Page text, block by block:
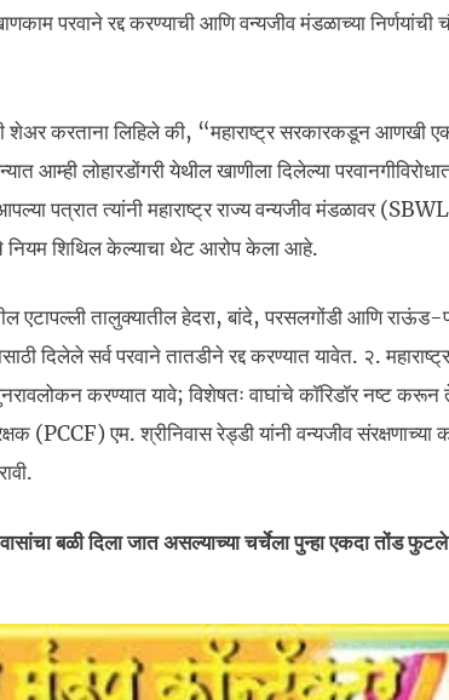
परवाने रद्द करण्याची आणि वन्यजीव मंडळाच्या निर्णयांची
शेअर करताना लिहिले की, “महाराष्ट्र सरकारकडून आणखी
आम्ही लोहारडोंगरी येथील खाणीला दिलेल्या
आपल्या पत्रात त्यांनी महाराष्ट्र राज्य वन्यजीव मंडळावर
नियम शिथिल केल्याचा थेट आरोप केला आहे.
एटापल्ली तालुक्यातील हेदरा, बांदे, परसलगोंडी आणि राऊंड-
दिलेले सर्व परवाने तातडीने रद्द करण्यात यावेत. २.
करण्यात यावे; विशेषतः वाघांचे कॉरिडॉर नष्ट करून
(PCCF) एम. श्रीनिवास रेड्डी यांनी वन्यजीव
बळी दिला जात असल्याच्या चर्चेला पुन्हा एकदा तोंड